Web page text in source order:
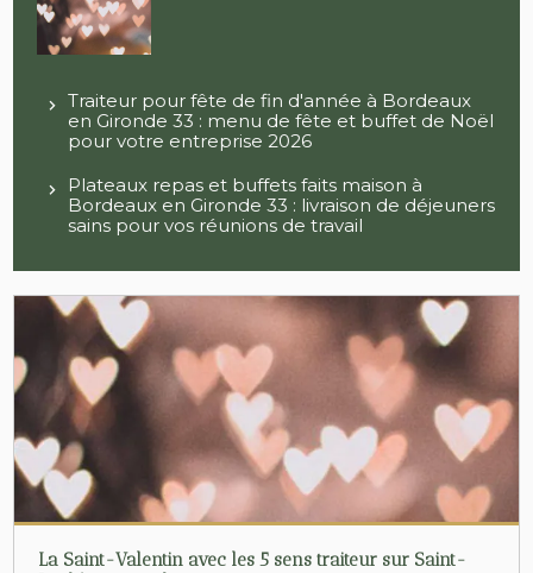
Traiteur pour fête de fin d'année à Bordeaux
en Gironde 33 : menu de fête et buffet de Noël
pour votre entreprise 2026
Plateaux repas et buffets faits maison à
Bordeaux en Gironde 33 : livraison de déjeuners
sains pour vos réunions de travail
La Saint-Valentin avec les 5 sens traiteur sur Saint-